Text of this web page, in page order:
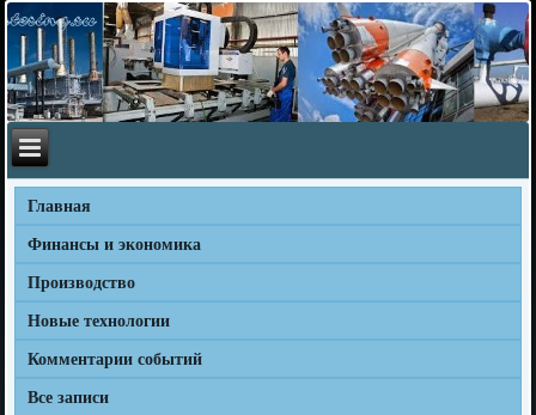
Главная
Финансы и экономика
Производство
Новые технологии
Комментарии событий
Все записи